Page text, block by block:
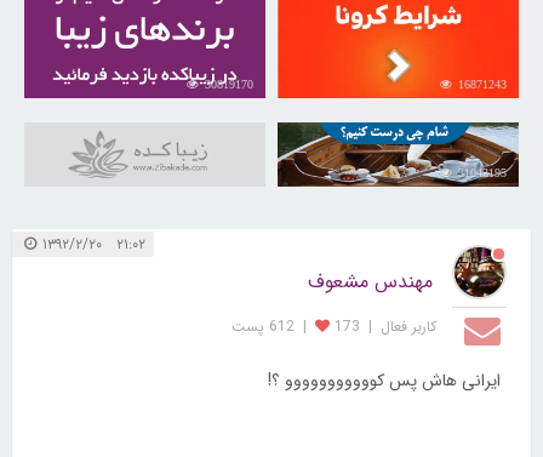
16871243
30819170
31043195
۲۱:۰۲ ۱۳۹۲/۲/۲۰
مهندس مشعوف
کاربر فعال |
173
| 612 پست
ایرانی هاش پس کووووووووووو ؟!